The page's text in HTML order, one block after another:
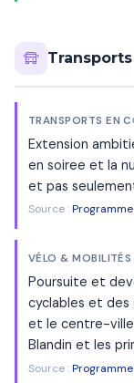
TRANSPORTS EN
Extension
en soiree et la
et pas
Source :
VÉLO & MOBILITÉS
Poursuite et
cyclables et
et le centre-
Blandin et les
Source :